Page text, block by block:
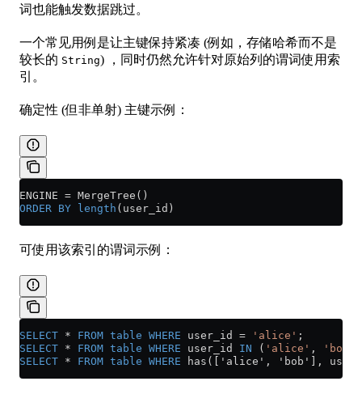
词也能触发数据跳过。
一个常见用例是让主键保持紧凑 (例如，存储哈希而不是
较长的 String) ，同时仍然允许针对原始列的谓词使用索
引。
确定性 (但非单射) 主键示例：
ENGINE = MergeTree()
ORDER BY length (user_id)
可使用该索引的谓词示例：
SELECT * FROM table WHERE user_id = 'alice' ;
SELECT * FROM table WHERE user_id IN ( 'alice' , 'bob'
SELECT * FROM table WHERE has(['alice', 'bob'],